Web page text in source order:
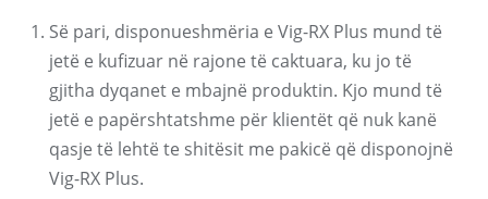
Së pari, disponueshmëria e Vig-RX Plus mund të
jetë e kufizuar në rajone të caktuara, ku jo të
gjitha dyqanet e mbajnë produktin. Kjo mund të
jetë e papërshtatshme për klientët që nuk kanë
qasje të lehtë te shitësit me pakicë që disponojnë
Vig-RX Plus.